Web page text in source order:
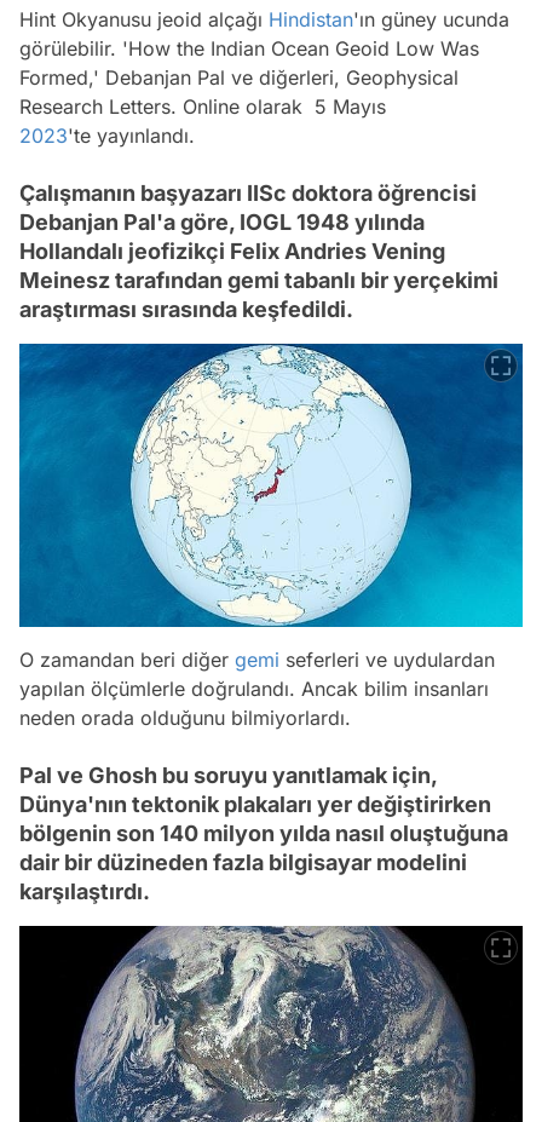
Hint Okyanusu jeoid alçağı Hindistan'ın güney ucunda
görülebilir. 'How the Indian Ocean Geoid Low Was
Formed,' Debanjan Pal ve diğerleri, Geophysical
Research Letters. Online olarak 5 Mayıs
2023'te yayınlandı.
Çalışmanın başyazarı IISc doktora öğrencisi
Debanjan Pal'a göre, IOGL 1948 yılında
Hollandalı jeofizikçi Felix Andries Vening
Meinesz tarafından gemi tabanlı bir yerçekimi
araştırması sırasında keşfedildi.
O zamandan beri diğer gemi seferleri ve uydulardan
yapılan ölçümlerle doğrulandı. Ancak bilim insanları
neden orada olduğunu bilmiyorlardı.
Pal ve Ghosh bu soruyu yanıtlamak için,
Dünya'nın tektonik plakaları yer değiştirirken
bölgenin son 140 milyon yılda nasıl oluştuğuna
dair bir düzineden fazla bilgisayar modelini
karşılaştırdı.